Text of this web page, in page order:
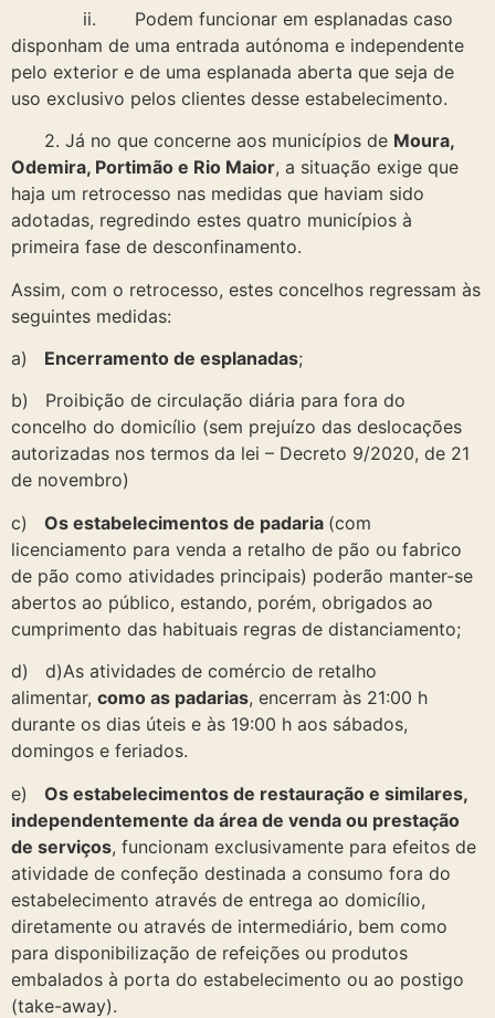
ii. Podem funcionar em esplanadas caso
disponham de uma entrada autónoma e independente
pelo exterior e de uma esplanada aberta que seja de
uso exclusivo pelos clientes desse estabelecimento.
2. Já no que concerne aos municípios de Moura,
Odemira, Portimão e Rio Maior, a situação exige que
haja um retrocesso nas medidas que haviam sido
adotadas, regredindo estes quatro municípios à
primeira fase de desconfinamento.
Assim, com o retrocesso, estes concelhos regressam às
seguintes medidas:
a) Encerramento de esplanadas;
b) Proibição de circulação diária para fora do
concelho do domicílio (sem prejuízo das deslocações
autorizadas nos termos da lei – Decreto 9/2020, de 21
de novembro)
c) Os estabelecimentos de padaria (com
licenciamento para venda a retalho de pão ou fabrico
de pão como atividades principais) poderão manter-se
abertos ao público, estando, porém, obrigados ao
cumprimento das habituais regras de distanciamento;
d) d)As atividades de comércio de retalho
alimentar, como as padarias, encerram às 21:00 h
durante os dias úteis e às 19:00 h aos sábados,
domingos e feriados.
e) Os estabelecimentos de restauração e similares,
independentemente da área de venda ou prestação
de serviços, funcionam exclusivamente para efeitos de
atividade de confeção destinada a consumo fora do
estabelecimento através de entrega ao domicílio,
diretamente ou através de intermediário, bem como
para disponibilização de refeições ou produtos
embalados à porta do estabelecimento ou ao postigo
(take-away).